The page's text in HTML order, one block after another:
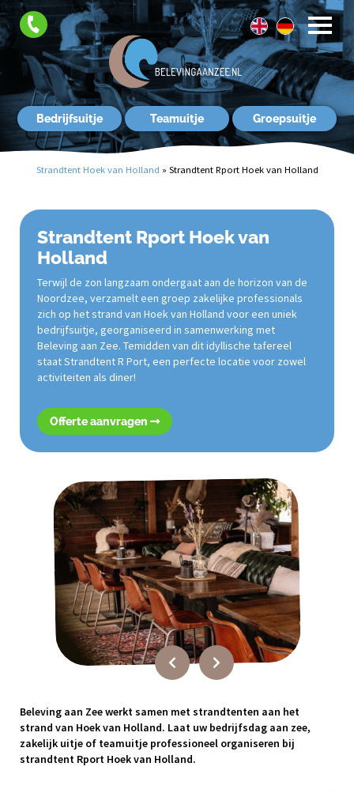
Bedrijfsuitje Teamuitje Groepsuitje
Contact
Strandtent Hoek van Holland » Strandtent Rport Hoek van Holland
Strandtent Rport Hoek van
Holland
Terwijl de zon langzaam ondergaat aan de horizon van de
Noordzee, verzamelt een groep zakelijke professionals
zich op het strand van Hoek van Holland voor een uniek
bedrijfsuitje, georganiseerd in samenwerking met
Beleving aan Zee. Temidden van dit idyllische tafereel
staat Strandtent R Port, een perfecte locatie voor zowel
activiteiten als diner!
Offerte aanvragen
Beleving aan Zee werkt samen met strandtenten aan het
strand van Hoek van Holland. Laat uw bedrijfsdag aan zee,
zakelijk uitje of teamuitje professioneel organiseren bij
strandtent Rport Hoek van Holland.